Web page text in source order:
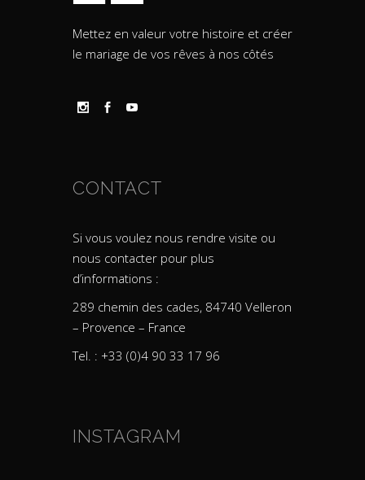
Mettez en valeur votre histoire et créer
le mariage de vos rêves à nos côtés
CONTACT
Si vous voulez nous rendre visite ou
nous contacter pour plus
d’informations :
289 chemin des cades, 84740 Velleron
– Provence – France
Tel. : +33 (0)4 90 33 17 96
INSTAGRAM